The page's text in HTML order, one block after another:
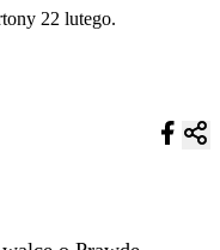
22 lutego.